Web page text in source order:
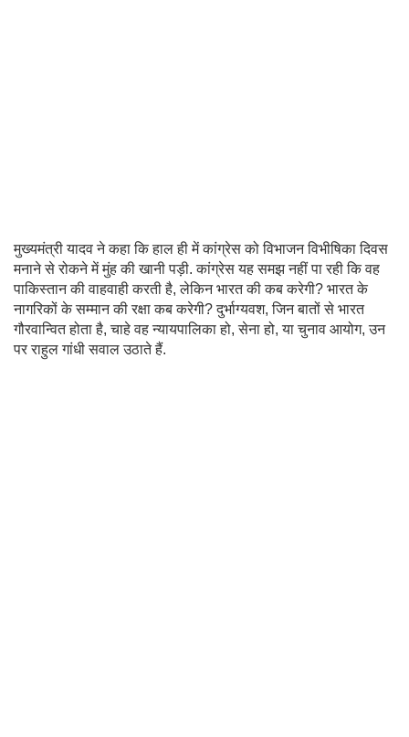
मुख्यमंत्री यादव ने कहा कि हाल ही में कांग्रेस को विभाजन विभीषिका दिवस
मनाने से रोकने में मुंह की खानी पड़ी. कांग्रेस यह समझ नहीं पा रही कि वह
पाकिस्तान की वाहवाही करती है, लेकिन भारत की कब करेगी? भारत के
नागरिकों के सम्मान की रक्षा कब करेगी? दुर्भाग्यवश, जिन बातों से भारत
गौरवान्वित होता है, चाहे वह न्यायपालिका हो, सेना हो, या चुनाव आयोग, उन
पर राहुल गांधी सवाल उठाते हैं.